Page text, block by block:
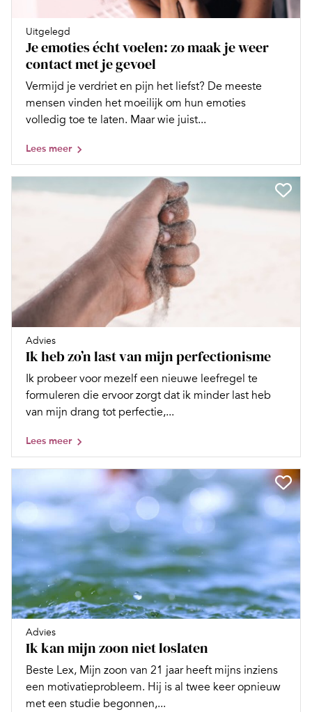
Uitgelegd
Je emoties écht voelen: zo maak je weer
contact met je gevoel
Vermijd je verdriet en pijn het liefst? De meeste
mensen vinden het moeilijk om hun emoties
volledig toe te laten. Maar wie juist...
Lees meer
Advies
Ik heb zo’n last van mijn perfectionisme
Ik probeer voor mezelf een nieuwe leefregel te
formuleren die ervoor zorgt dat ik minder last heb
van mijn drang tot perfectie,...
Lees meer
Advies
Ik kan mijn zoon niet loslaten
Beste Lex, Mijn zoon van 21 jaar heeft mijns inziens
een motivatieprobleem. Hij is al twee keer opnieuw
met een studie begonnen,...